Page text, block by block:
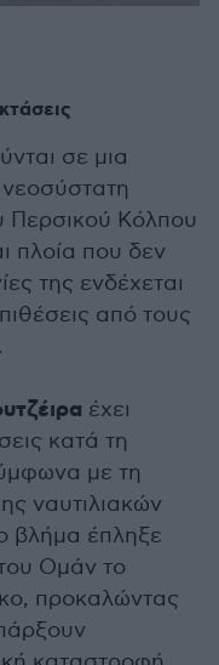
σε μια
Περσικού Κόλπου
πλοία που δεν
της ενδέχεται
από τους
.
έχει
κατά τη
με τη
ναυτιλιακών
βλήμα έπληξε
Ομάν το
προκαλώντας